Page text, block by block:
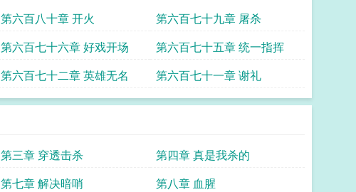
第六百八十章 开火
第六百七十九章 屠杀
第六百七十六章 好戏开场
第六百七十五章 统一指挥
第六百七十二章 英雄无名 第六百七十一章 谢礼
第三章 穿透击杀
第四章 真是我杀的
第七章 解决暗哨
第八章 血腥